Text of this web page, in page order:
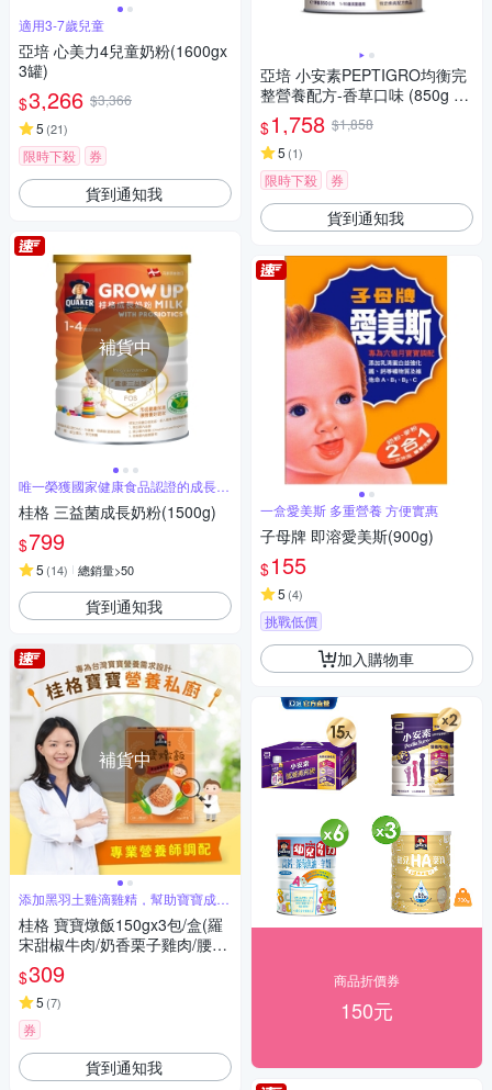
適用3-7歲兒童
亞培 心美力4兒童奶粉(1600gx
3罐)
$3,266 $3,366
5 (21)
限時下殺 券
貨到通知我
補貨中
唯一榮獲國家健康食品認證的成長奶
粉
桂格 三益菌成長奶粉(1500g)
$799
5 (14) 總銷量>50
貨到通知我
補貨中
添加黑羽土雞滴雞精，幫助寶寶成長
發育
桂格 寶寶燉飯150gx3包/盒(羅
宋甜椒牛肉/奶香栗子雞肉/腰果
起司豬肉/ 藜麥毛豆鮮蝦)
$309
5 (7)
券
貨到通知我
亞培 小安素PEPTIGRO均衡完
整營養配方-香草口味 (850g x
2入)
$1,758 $1,858
5 (1)
限時下殺 券
貨到通知我
一盒愛美斯 多重營養 方便實惠
子母牌 即溶愛美斯(900g)
$155
5 (4)
挑戰低價
加入購物車
商品折價券
150元